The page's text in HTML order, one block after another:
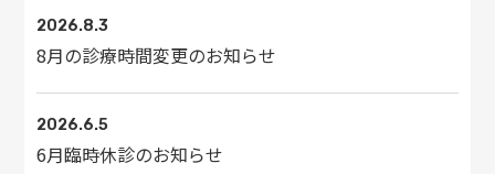
2026.8.3
8月の診療時間変更のお知らせ
2026.6.5
6月臨時休診のお知らせ